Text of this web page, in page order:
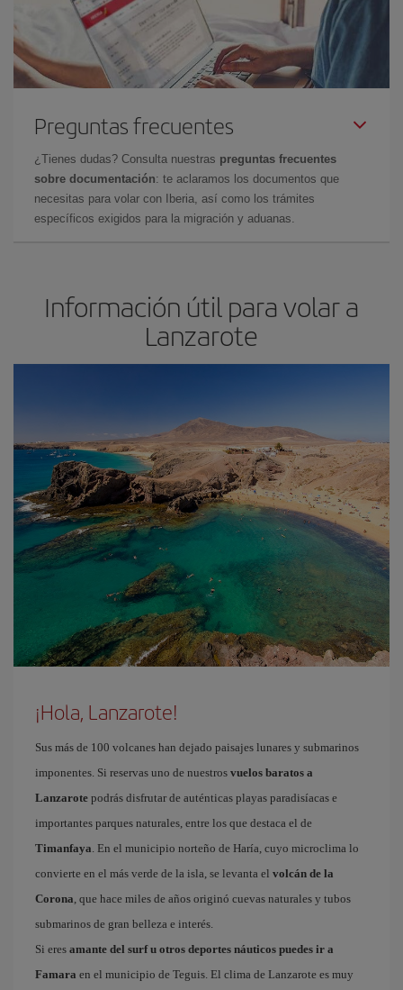
Preguntas frecuentes
¿Tienes dudas? Consulta nuestras preguntas frecuentes
sobre documentación: te aclaramos los documentos que
necesitas para volar con Iberia, así como los trámites
específicos exigidos para la migración y aduanas.
Información útil para volar a
Lanzarote
¡Hola, Lanzarote!
Sus más de 100 volcanes han dejado paisajes lunares y submarinos
imponentes. Si reservas uno de nuestros vuelos baratos a
Lanzarote podrás disfrutar de auténticas playas paradisíacas e
importantes parques naturales, entre los que destaca el de
Timanfaya. En el municipio norteño de Haría, cuyo microclima lo
convierte en el más verde de la isla, se levanta el volcán de la
Corona, que hace miles de años originó cuevas naturales y tubos
submarinos de gran belleza e interés.
Si eres amante del surf u otros deportes náuticos puedes ir a
Famara en el municipio de Teguis. El clima de Lanzarote es muy